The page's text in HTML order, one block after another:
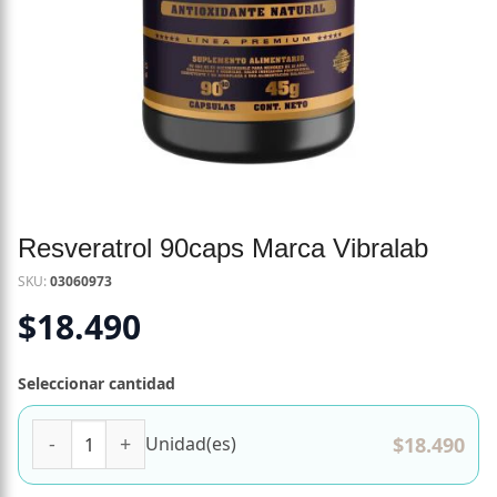
Resveratrol 90caps Marca Vibralab
SKU:03060973
$18.490
Seleccionar cantidad
Unidad(es) $18.490